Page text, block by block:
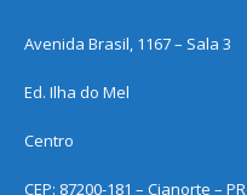
Avenida Brasil, 1167 – Sala 3
Ed. Ilha do Mel
Centro
CEP: 87200-181 – Cianorte – PR